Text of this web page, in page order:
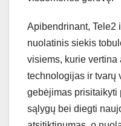
Apibendrinant, Tele2
nuolatinis siekis
visiems, kurie vertina
technologijas ir tvarų
gebėjimas
sąlygų bei diegti